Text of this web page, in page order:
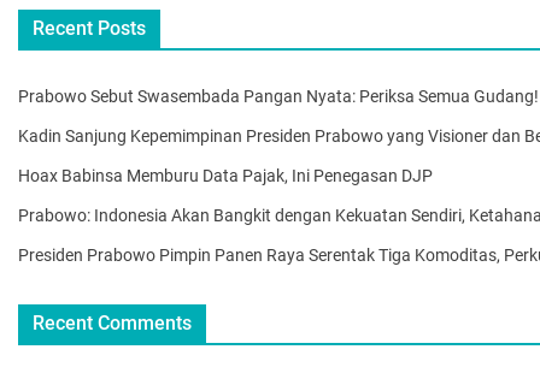
Recent Posts
Prabowo Sebut Swasembada Pangan Nyata: Periksa Semua Gudang!
Kadin Sanjung Kepemimpinan Presiden Prabowo yang Visioner dan
Hoax Babinsa Memburu Data Pajak, Ini Penegasan DJP
Prabowo: Indonesia Akan Bangkit dengan Kekuatan Sendiri,
Presiden Prabowo Pimpin Panen Raya Serentak Tiga Komoditas,
Recent Comments